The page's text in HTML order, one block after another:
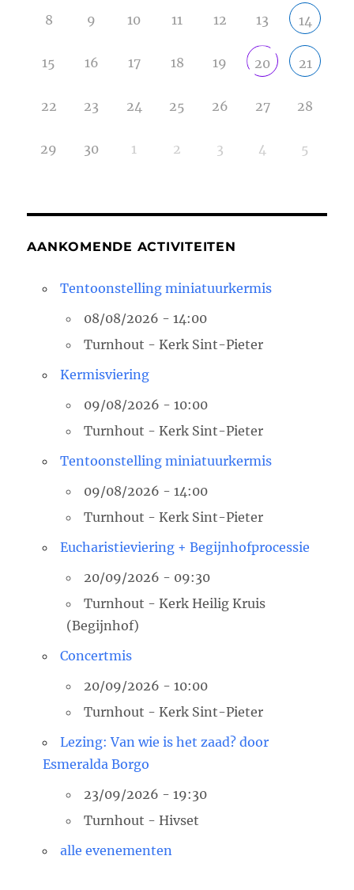
8 9 10 11 12 13 14
15 16 17 18 19 20 21
22 23 24 25 26 27 28
29 30 1 2 3 4 5
AANKOMENDE ACTIVITEITEN
Tentoonstelling miniatuurkermis
08/08/2026 - 14:00
Turnhout - Kerk Sint-Pieter
Kermisviering
09/08/2026 - 10:00
Turnhout - Kerk Sint-Pieter
Tentoonstelling miniatuurkermis
09/08/2026 - 14:00
Turnhout - Kerk Sint-Pieter
Eucharistieviering + Begijnhofprocessie
20/09/2026 - 09:30
Turnhout - Kerk Heilig Kruis
(Begijnhof)
Concertmis
20/09/2026 - 10:00
Turnhout - Kerk Sint-Pieter
Lezing: Van wie is het zaad? door
Esmeralda Borgo
23/09/2026 - 19:30
Turnhout - Hivset
alle evenementen